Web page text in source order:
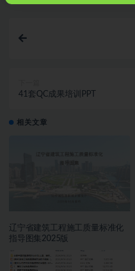
41套QC成果培训PPT
相关文章
辽宁省建筑工程施工质量标准化
指导图集2025版